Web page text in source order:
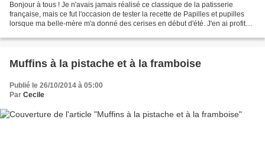
Bonjour à tous ! Je n'avais jamais réalisé ce classique de la patisserie
française, mais ce fut l'occasion de tester la recette de Papilles et pupilles
lorsque ma belle-mère m'a donné des cerises en début d'été. J'en ai profité
Muffins à la pistache et à la framboise
Publié le 26/10/2014 à 05:00
Par Cecile